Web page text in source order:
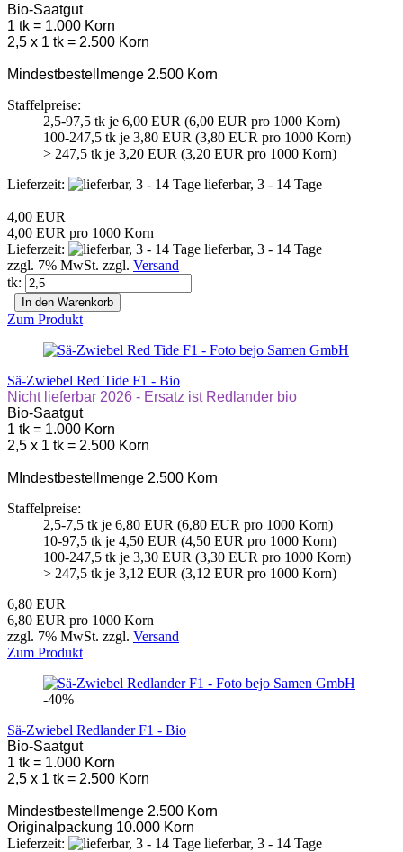
Bio-Saatgut
1 tk = 1.000 Korn
2,5 x 1 tk = 2.500 Korn
Mindestbestellmenge 2.500 Korn
Staffelpreise:
2,5-97,5 tk je 6,00 EUR (6,00 EUR pro 1000 Korn)
100-247,5 tk je 3,80 EUR (3,80 EUR pro 1000 Korn)
> 247,5 tk je 3,20 EUR (3,20 EUR pro 1000 Korn)
Lieferzeit:
lieferbar, 3 - 14 Tage
4,00 EUR
4,00 EUR pro 1000 Korn
Lieferzeit:
lieferbar, 3 - 14 Tage
zzgl. 7% MwSt. zzgl. Versand
tk:
In den Warenkorb
Zum Produkt
Sä-Zwiebel Red Tide F1 - Bio
Nicht lieferbar 2026 - Ersatz ist Redlander bio
Bio-Saatgut
1 tk = 1.000 Korn
2,5 x 1 tk = 2.500 Korn
MIndestbestellmenge 2.500 Korn
Staffelpreise:
2,5-7,5 tk je 6,80 EUR (6,80 EUR pro 1000 Korn)
10-97,5 tk je 4,50 EUR (4,50 EUR pro 1000 Korn)
100-247,5 tk je 3,30 EUR (3,30 EUR pro 1000 Korn)
> 247,5 tk je 3,12 EUR (3,12 EUR pro 1000 Korn)
6,80 EUR
6,80 EUR pro 1000 Korn
zzgl. 7% MwSt. zzgl. Versand
Zum Produkt
-40%
Sä-Zwiebel Redlander F1 - Bio
Bio-Saatgut
1 tk = 1.000 Korn
2,5 x 1 tk = 2.500 Korn
Mindestbestellmenge 2.500 Korn
Originalpackung 10.000 Korn
Lieferzeit:
lieferbar, 3 - 14 Tage